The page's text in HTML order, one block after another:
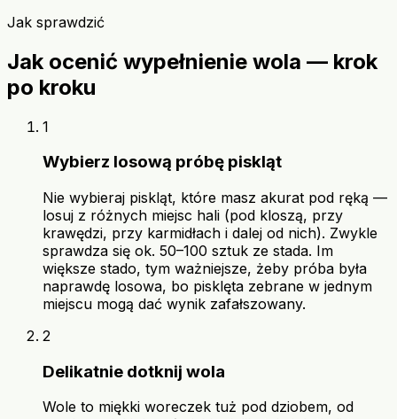
Jak sprawdzić
Jak ocenić wypełnienie wola — krok
po kroku
1
Wybierz losową próbę piskląt
Nie wybieraj piskląt, które masz akurat pod ręką —
losuj z różnych miejsc hali (pod kloszą, przy
krawędzi, przy karmidłach i dalej od nich). Zwykle
sprawdza się ok. 50–100 sztuk ze stada. Im
większe stado, tym ważniejsze, żeby próba była
naprawdę losowa, bo pisklęta zebrane w jednym
miejscu mogą dać wynik zafałszowany.
2
Delikatnie dotknij wola
Wole to miękki woreczek tuż pod dziobem, od